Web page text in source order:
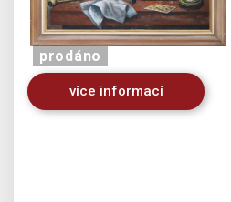
prodáno
více informací